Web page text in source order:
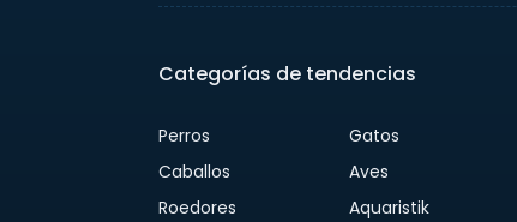
Categorías de tendencias
Perros
Gatos
Caballos
Aves
Roedores
Aquaristik